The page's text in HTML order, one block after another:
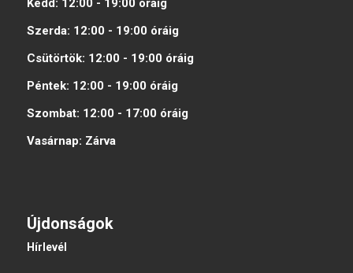
Kedd: 12:00 - 19:00 óráig
Szerda: 12:00 - 19:00 óráig
Csütörtök: 12:00 - 19:00 óráig
Péntek: 12:00 - 19:00 óráig
Szombat: 12:00 - 17:00 óráig
Vasárnap: Zárva
Újdonságok
Hírlevél